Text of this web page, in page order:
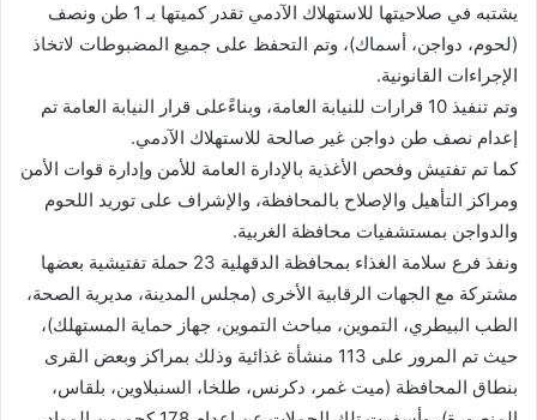
يشتبه في صلاحيتها للاستهلاك الآدمي تقدر كميتها بـ 1 طن ونصف
(لحوم، دواجن، أسماك)، وتم التحفظ على جميع المضبوطات لاتخاذ
الإجراءات القانونية.
وتم تنفيذ 10 قرارات للنيابة العامة، وبناءًعلى قرار النيابة العامة تم
إعدام نصف طن دواجن غير صالحة للاستهلاك الآدمي.
كما تم تفتيش وفحص الأغذية بالإدارة العامة للأمن وإدارة قوات الأمن
ومراكز التأهيل والإصلاح بالمحافظة، والإشراف على توريد اللحوم
والدواجن بمستشفيات محافظة الغربية.
ونفذ فرع سلامة الغذاء بمحافظة الدقهلية 23 حملة تفتيشية بعضها
مشتركة مع الجهات الرقابية الأخرى (مجلس المدينة، مديرية الصحة،
الطب البيطري، التموين، مباحث التموين، جهاز حماية المستهلك)،
حيث تم المرور على 113 منشأة غذائية وذلك بمراكز وبعض القرى
بنطاق المحافظة (ميت غمر، دكرنس، طلخا، السنبلاوين، بلقاس،